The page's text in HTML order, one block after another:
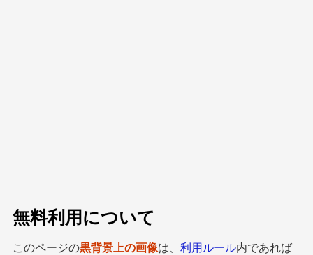
無料利用について
このページの黒背景上の画像は、 利用ルール内であれば